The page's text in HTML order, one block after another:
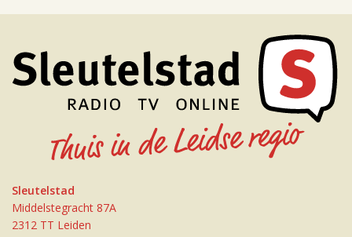
Sleutelstad
Middelstegracht 87A
2312 TT Leiden